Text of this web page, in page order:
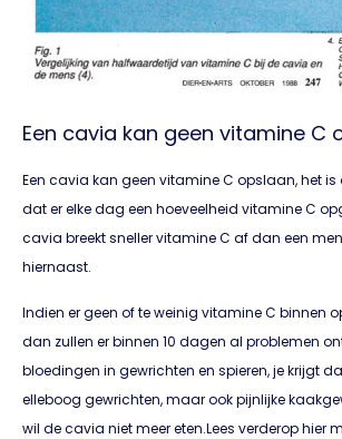
Een cavia kan geen vitamine C
Een cavia kan geen vitamine C opslaan, het
dat er elke dag een hoeveelheid vitamine C
cavia breekt sneller vitamine C af dan een
hiernaast.
Indien er geen of te weinig vitamine C binnen
dan zullen er binnen 10 dagen al problemen
bloedingen in gewrichten en spieren, je krijgt
elleboog gewrichten, maar ook pijnlijke
wil de cavia niet meer eten.Lees verderop hier